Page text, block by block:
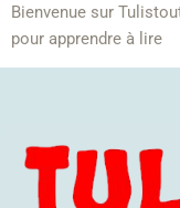
Bienvenue sur
pour apprendre à lire